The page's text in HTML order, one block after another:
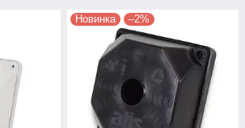
Новинка –2%